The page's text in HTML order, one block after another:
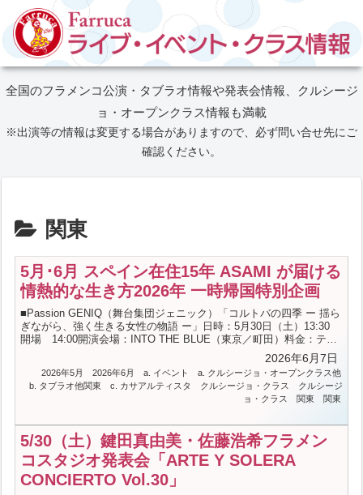
全国のフラメンコ公演・タブラオ情報や発表会情報、クルシージ
ョ・オープンクラス情報も満載
※出演等の情報は変更する場合がありますので、必ず問い合せ先にご
確認ください。
関東
5月･6月 スペイン在住15年 ASAMI が届ける
情熱的な生き方2026年 一時帰国特別企画
■Passion GENIQ（舞台集団ジェニック）「コルトバの四季 ー 揺ら
ぎながら、強く生きる女性の物語 ー」日時：5月30日（土）13:30
開場 14:00開演会場：INTO THE BLUE（東京／町田）料金：テー
ブルチャージ700円 ミュージックチャージ：5,000円出演：
Dance：Asami Pf：橋野友香 Vo：森恵子 Sax：今川天国■「F
L A M E N C O L I V E A L E G R Í A S」日時：6月6日（土）
17:30開場 18:00開演会場：CASA ARTISTA（東京／四谷三丁目）
料金：VIP 7,500円 STANDARD 6,500円（...（続きを読む）
2026年6月7日
2026年5月 2026年6月 a. イベント
a. クルシージョ・オープンクラス他
b. タブラオ他関東
c. カサアルティスタ クルシージョ・クラス
クルシージ
ョ・クラス
関東 関東
5/30（土）鍵田真由美・佐藤浩希フラメン
コスタジオ発表会「ARTE Y SOLERA
CONCIERTO Vol.30」